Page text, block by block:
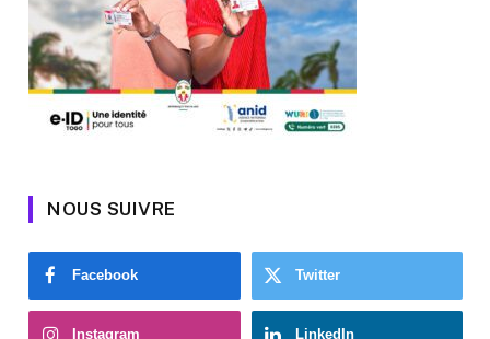
NOUS SUIVRE
Facebook Twitter
Instagram LinkedIn